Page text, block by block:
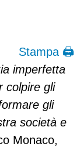
Stampa 🖨
imperfetta
colpire gli
gli
società e
Monaco,